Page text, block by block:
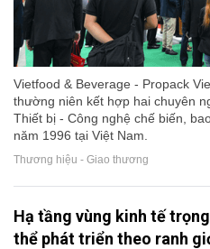
Vietfood & Beverage - Propack
thường niên kết hợp hai chuyên
Thiết bị - Công nghệ chế biến,
năm 1996 tại Việt Nam.
Thương hiệu - Giao thương
Hạ tầng vùng kinh tế
thể phát triển theo ranh